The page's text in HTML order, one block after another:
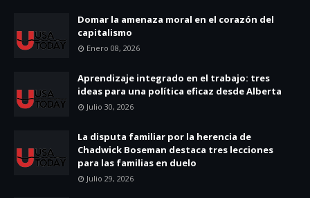
Domar la amenaza moral en el corazón del
capitalismo
Enero 08, 2026
Aprendizaje integrado en el trabajo: tres
ideas para una política eficaz desde Alberta
Julio 30, 2026
La disputa familiar por la herencia de
Chadwick Boseman destaca tres lecciones
para las familias en duelo
Julio 29, 2026